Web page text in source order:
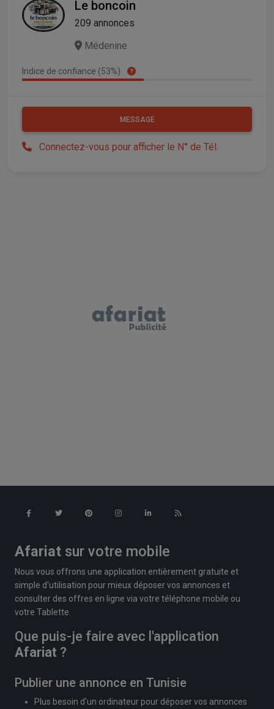
Le boncoin
209 annonces
Médenine
Indice de confiance (53%)
MESSAGE
Connectez-vous pour afficher le N° de Tél.
Afariat sur votre mobile
Nous vous offrons une application entièrement gratuite et
simple d'utilisation pour mieux déposer vos annonces et
consulter des offres en ligne via votre téléphone mobile ou
votre Tablette.
Que puis-je faire avec l'application
Afariat ?
Publier une annonce en Tunisie
Plus besoin d'un ordinateur pour déposer vos annonces